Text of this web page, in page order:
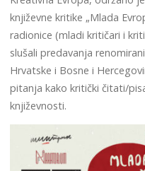
književne kritike „Mlada
radionice (mladi kritičari i
slušali predavanja
Hrvatske i Bosne i
pitanja kako kritički čitati/
književnosti.